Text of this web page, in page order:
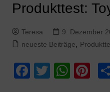
Produkttest:
Teresa
9. Dezember
neueste Beiträge
F T W Pi